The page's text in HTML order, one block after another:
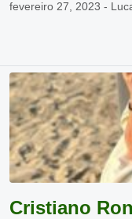
fevereiro 27, 2023 -
Cristiano